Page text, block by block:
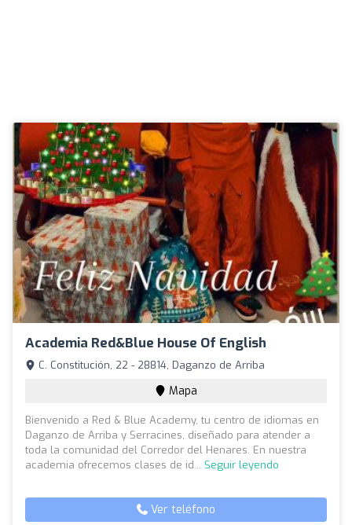
Academia Red&blue House Of English
C. Constitución, 22 - 28814, Daganzo de Arriba
Mapa
Bienvenido a Red & Blue Academy, tu centro de idiomas en
Daganzo de Arriba y Serracines, diseñado para atender a
toda la comunidad del Corredor del Henares. En nuestra
academia ofrecemos clases de id... Seguir leyendo
Ver teléfono